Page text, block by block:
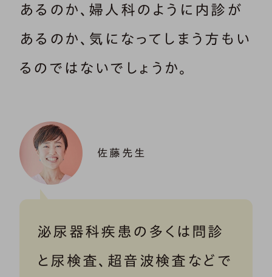
あるのか、婦人科のように内診が
あるのか、気になってしまう方もい
るのではないでしょうか。
佐藤先生
泌尿器科疾患の多くは問診
と尿検査、超音波検査などで